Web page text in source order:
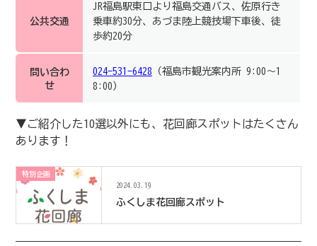
公共交通
JR福島駅東口より福島交通バス、佐原行き
乗車約30分、あづま陸上競技場下車後、徒
歩約20分
問い合わ
せ
024-531-6428 （福島市観光案内所 9:00～1
8:00）
▼ご紹介した10選以外にも、花回廊スポットはたくさん
あります！
特別企画
2024.03.19
ふくしま花回廊スポット